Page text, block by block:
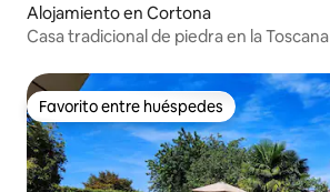
Alojamiento en Cortona
Casa tradicional de piedra en la Toscana
Favorito entre huéspedes
Favorito entre huéspedes